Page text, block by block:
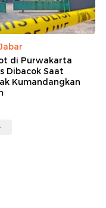
di Purwakarta
Dibacok Saat
Kumandangkan